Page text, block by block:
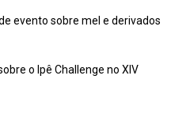
evento sobre mel e derivados
o Ipê Challenge no XIV